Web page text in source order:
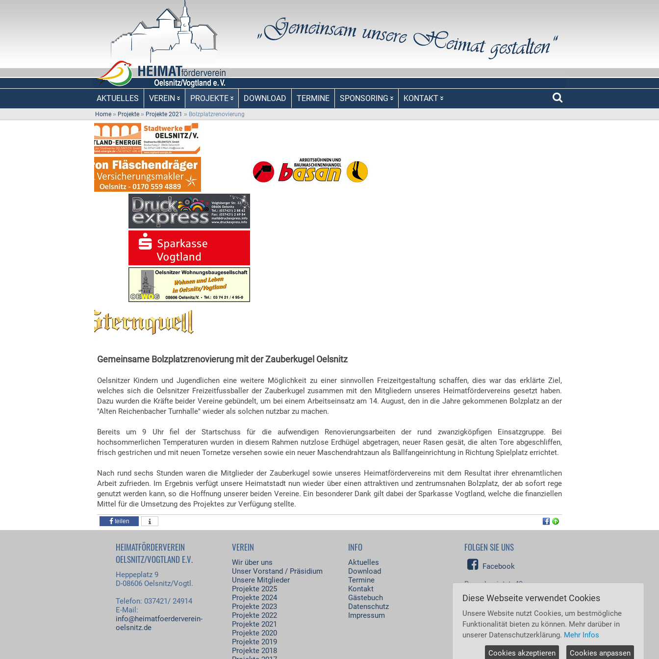
AKTUELLES VEREIN PROJEKTE DOWNLOAD TERMINE SPONSORING KONTAKT
Home » Projekte » Projekte 2021 » Bolzplatzrenovierung
Gemeinsame Bolzplatzrenovierung mit der Zauberkugel Oelsnitz
Oelsnitzer Kindern und Jugendlichen eine weitere Möglichkeit zu einer sinnvollen Freizeitgestaltung schaffen, dies war das erklärte Ziel,
welches sich die Oelsnitzer Freizeitfussballer der Zauberkugel zusammen mit den Mitgliedern unseres Heimatfördervereins gesetzt haben.
Dazu wurden die Kräfte beider Vereine gebündelt, um bei einem Arbeitseinsatz am 14. August, den in die Jahre gekommenen Bolzplatz an der
"Alten Reichenbacher Turnhalle" wieder als solchen nutzbar zu machen.
Bereits um 9 Uhr fiel der Startschuss für die aufwendigen Renovierungsarbeiten der rund zwanzigköpfigen Einsatzgruppe. Bei
hochsommerlichen Temperaturen wurden in diesem Rahmen nutzlose Erdhügel abgetragen, neuer Rasen gesät, die alten Tore abgeschliffen,
frisch gestrichen und mit neuen Tornetze versehen sowie ein neuer Maschendrahtzaun als Ballfangeinrichtung in Richtung Spielplatz errichtet.
Nach rund sechs Stunden waren die Mitglieder der Zauberkugel sowie unseres Heimatfördervereins mit dem Resultat ihrer ehrenamtlichen
Arbeit zufrieden. Im Ergebnis verfügt unsere Heimatstadt nun wieder über einen attraktiven und zentrumsnahen Bolzplatz, der ab sofort rege
genutzt werden kann, so die Hoffnung unserer beiden Vereine. Ein besonderer Dank gilt dabei der Sparkasse Vogtland, welche die finanziellen
Mittel für die Umsetzung des Projektes zur Verfügung stellte.
teilen
HEIMATFÖRDERVEREIN
OELSNITZ/VOGTLAND E.V.
Heppeplatz 9
D-08606 Oelsnitz/Vogtl.
Telefon: 037421/ 24914
E-Mail:
info@heimatfoerderverein-
oelsnitz.de
VEREIN
Wir über uns
Unser Vorstand / Präsidium
Unsere Mitglieder
Projekte 2025
Projekte 2024
Projekte 2023
Projekte 2022
Projekte 2021
Projekte 2020
Projekte 2019
Projekte 2018
INFO
Aktuelles
Download
Termine
Kontakt
Gästebuch
Datenschutz
Impressum
FOLGEN SIE UNS
Facebook
Besucher jetzt: 49
Besucher heute: 528
Besucher gestern: 7.992
Besucher gesamt: 5.531.849
Diese Webseite verwendet Cookies
Unsere Website nutzt Cookies, um bestmögliche
Funktionalität bieten zu können. Mehr darüber in
unserer Datenschutzerklärung. Mehr Infos
Cookies akzeptieren Cookies anpassen